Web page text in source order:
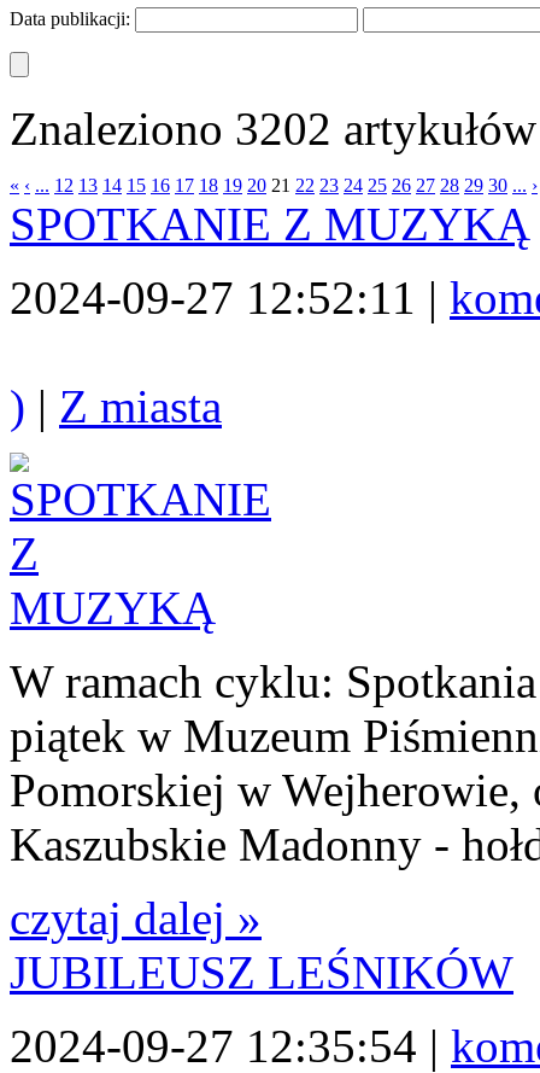
Data publikacji:
Znaleziono 3202
« ‹ ... 12 13 14 15 16 17 18 19 20 21 22 23 24 25 26 27 28 29 30 ... ›
SPOTKANIE Z MUZYKĄ
2024-09-27 12:52:11 |
) | Z miasta
W ramach cyklu:
piątek w Muzeum
Pomorskiej w Wejherowie,
Kaszubskie Madonny -
czytaj dalej »
JUBILEUSZ LEŚNIKÓW
2024-09-27 12:35:54 |